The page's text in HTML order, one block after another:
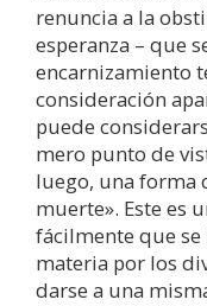
renuncia a la
esperanza – que
encarnizamiento
consideración
puede
mero punto de
luego, una forma
muerte». Este es
fácilmente que
materia por los
darse a una